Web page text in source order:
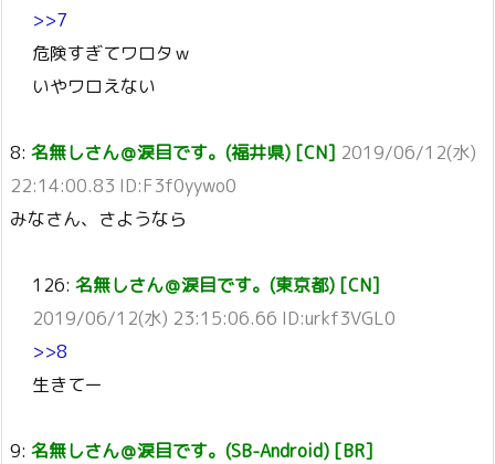
>>7
危険すぎてワロタｗ
いやワロえない
8: 名無しさん＠涙目です。(福井県) [CN] 2019/06/12(水)
22:14:00.83 ID:F3f0yywo0
みなさん、さようなら
126: 名無しさん＠涙目です。(東京都) [CN]
2019/06/12(水) 23:15:06.66 ID:urkf3VGL0
>>8
生きてー
9: 名無しさん＠涙目です。(SB-Android) [BR]